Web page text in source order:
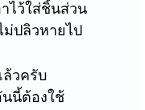
ไว้ใส่ชิ้นส่วน
ปลิวหายไป
ล้วครับ
นี้ต้องใช้